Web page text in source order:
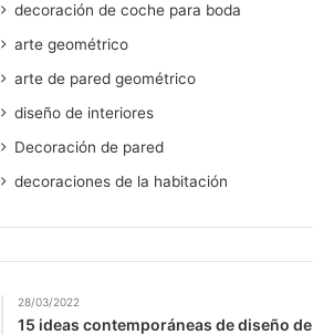
decoración de coche para boda
arte geométrico
arte de pared geométrico
diseño de interiores
Decoración de pared
decoraciones de la habitación
28/03/2022
15 ideas contemporáneas de diseño de